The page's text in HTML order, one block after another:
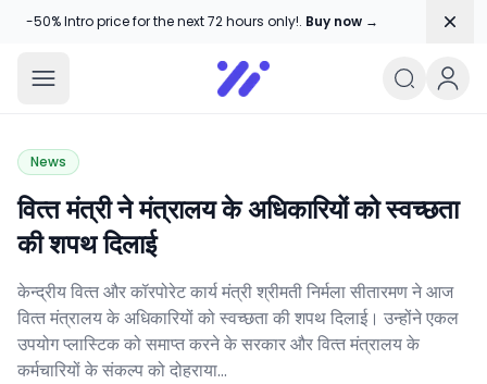
-50% Intro price for the next 72 hours only!. Buy now →
Amika Chitranshi
My WordPress Blog
News
वित्‍त मंत्री ने मंत्रालय के अधिकारियों को स्‍वच्‍छता
की शपथ दिलाई
केन्‍द्रीय वित्‍त और कॉरपोरेट कार्य मंत्री श्रीमती निर्मला सीतारमण ने आज
वित्‍त मंत्रालय के अधिकारियों को स्‍वच्‍छता की शपथ दिलाई। उन्‍होंने एकल
उपयोग प्‍लास्टिक को समाप्‍त करने के सरकार और वित्‍त मंत्रालय के
कर्मचारियों के संकल्‍प को दोहराया…